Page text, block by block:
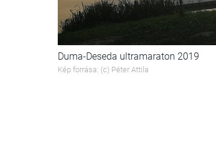
Duma-Deseda ultramaraton 2019
Kép forrása: (c) Péter Attila